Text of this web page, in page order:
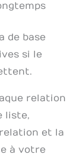
de base
si le
relation
liste,
et la
à votre